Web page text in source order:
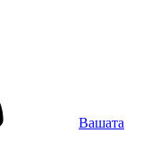
Вашата